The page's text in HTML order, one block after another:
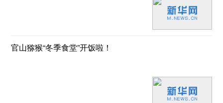
官山猕猴“冬季食堂”开饭啦！